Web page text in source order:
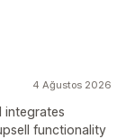
4 Ağustos 2026
integrates
functionality